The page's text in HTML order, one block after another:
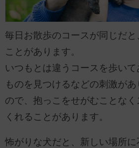
毎日お散歩のコースが同じだと
ことがあります。
いつもとは違うコースを歩い
ものを見つけるなどの刺激があ
ので、抱っこをせがむことな
くれることがあります。
怖がりな犬だと、新しい場所